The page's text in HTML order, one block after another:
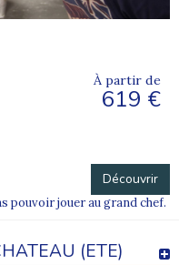
À partir de
619 €
Découvrir
pouvoir jouer au grand chef.
(ETE)